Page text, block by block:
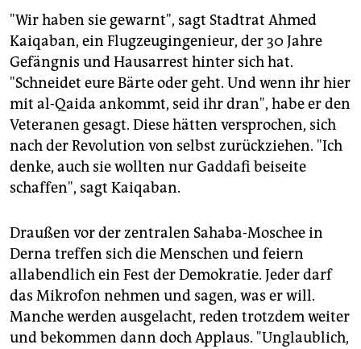
"Wir haben sie gewarnt", sagt Stadtrat Ahmed
Kaiqaban, ein Flugzeugingenieur, der 30 Jahre
Gefängnis und Hausarrest hinter sich hat.
"Schneidet eure Bärte oder geht. Und wenn ihr hier
mit al-Qaida ankommt, seid ihr dran", habe er den
Veteranen gesagt. Diese hätten versprochen, sich
nach der Revolution von selbst zurückziehen. "Ich
denke, auch sie wollten nur Gaddafi beiseite
schaffen", sagt Kaiqaban.
Draußen vor der zentralen Sahaba-Moschee in
Derna treffen sich die Menschen und feiern
allabendlich ein Fest der Demokratie. Jeder darf
das Mikrofon nehmen und sagen, was er will.
Manche werden ausgelacht, reden trotzdem weiter
und bekommen dann doch Applaus. "Unglaublich,